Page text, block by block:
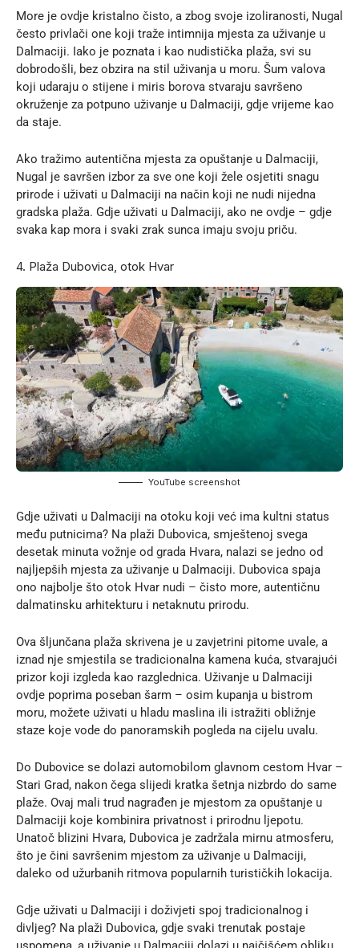
More je ovdje kristalno čisto, a zbog svoje izoliranosti, Nugal
često privlači one koji traže intimnija mjesta za uživanje u
Dalmaciji. Iako je poznata i kao nudistička plaža, svi su
dobrodošli, bez obzira na stil uživanja u moru. Šum valova
koji udaraju o stijene i miris borova stvaraju savršeno
okruženje za potpuno uživanje u Dalmaciji, gdje vrijeme kao
da staje.
Ako tražimo autentična mjesta za opuštanje u Dalmaciji,
Nugal je savršen izbor za sve one koji žele osjetiti snagu
prirode i uživati u Dalmaciji na način koji ne nudi nijedna
gradska plaža. Gdje uživati u Dalmaciji, ako ne ovdje – gdje
svaka kap mora i svaki zrak sunca imaju svoju priču.
4. Plaža Dubovica, otok Hvar
YouTube screenshot
Gdje uživati u Dalmaciji na otoku koji već ima kultni status
među putnicima? Na plaži Dubovica, smještenoj svega
desetak minuta vožnje od grada Hvara, nalazi se jedno od
najljepših mjesta za uživanje u Dalmaciji. Dubovica spaja
ono najbolje što otok Hvar nudi – čisto more, autentičnu
dalmatinsku arhitekturu i netaknutu prirodu.
Ova šljunčana plaža skrivena je u zavjetrini pitome uvale, a
iznad nje smjestila se tradicionalna kamena kuća, stvarajući
prizor koji izgleda kao razglednica. Uživanje u Dalmaciji
ovdje poprima poseban šarm – osim kupanja u bistrom
moru, možete uživati u hladu maslina ili istražiti obližnje
staze koje vode do panoramskih pogleda na cijelu uvalu.
Do Dubovice se dolazi automobilom glavnom cestom Hvar –
Stari Grad, nakon čega slijedi kratka šetnja nizbrdo do same
plaže. Ovaj mali trud nagrađen je mjestom za opuštanje u
Dalmaciji koje kombinira privatnost i prirodnu ljepotu.
Unatoč blizini Hvara, Dubovica je zadržala mirnu atmosferu,
što je čini savršenim mjestom za uživanje u Dalmaciji,
daleko od užurbanih ritmova popularnih turističkih lokacija.
Gdje uživati u Dalmaciji i doživjeti spoj tradicionalnog i
divljeg? Na plaži Dubovica, gdje svaki trenutak postaje